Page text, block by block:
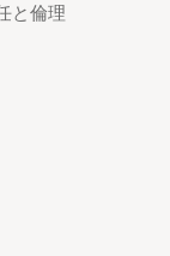
と倫理